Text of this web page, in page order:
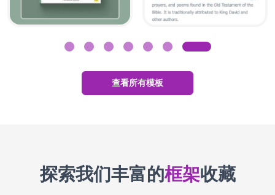
查看所有模板
探索我们丰富的框架收藏